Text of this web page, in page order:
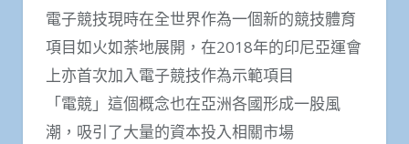
電子競技現時在全世界作為一個新的競技體育
項目如火如荼地展開，在2018年的印尼亞運會
上亦首次加入電子競技作為示範項目
「電競」這個概念也在亞洲各國形成一股風
潮，吸引了大量的資本投入相關市場